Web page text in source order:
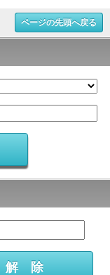
ページの先頭へ戻る